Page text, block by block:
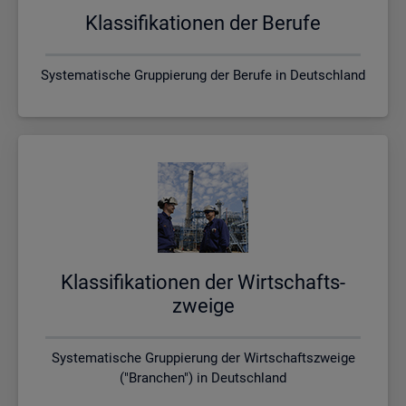
Klas­si­fi­ka­tio­nen der Be­ru­fe
Systematische Gruppierung der Berufe in Deutschland
Klas­si­fi­ka­tio­nen der Wirt­schafts­
zwei­ge
Systematische Gruppierung der Wirtschaftszweige
("Branchen") in Deutschland